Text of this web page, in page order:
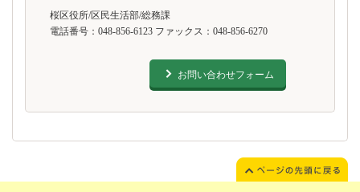
桜区役所/区民生活部/総務課
電話番号：048-856-6123 ファックス：048-856-6270
お問い合わせフォーム